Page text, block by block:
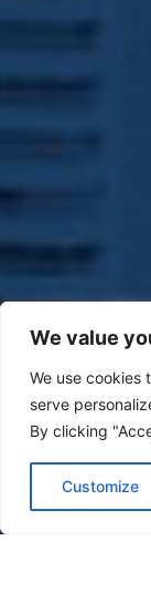
We value
We use cookies
serve
By clicking
Customize
(47) 9